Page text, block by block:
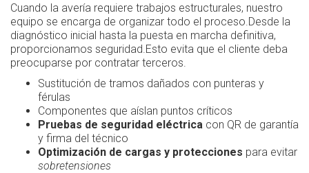
Cuando la avería requiere trabajos estructurales, nuestro
equipo se encarga de organizar todo el proceso.Desde la
diagnóstico inicial hasta la puesta en marcha definitiva,
proporcionamos seguridad.Esto evita que el cliente deba
preocuparse por contratar terceros.
Sustitución de tramos dañados con punteras y
férulas
Componentes que aíslan puntos críticos
Pruebas de seguridad eléctrica con QR de garantía
y firma del técnico
Optimización de cargas y protecciones para evitar
sobretensiones